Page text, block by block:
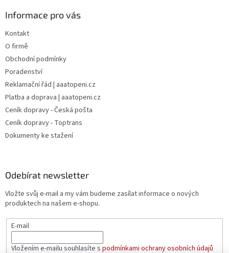
Informace pro vás
Kontakt
O firmě
Obchodní podmínky
Poradenství
Reklamační řád | aaatopeni.cz
Platba a doprava | aaatopeni.cz
Ceník dopravy - Česká pošta
Ceník dopravy - Toptrans
Dokumenty ke stažení
Odebírat newsletter
Vložte svůj e-mail a my vám budeme zasílat informace o nových
produktech na našem e-shopu.
E-mail
Vložením e-mailu souhlasíte s podmínkami ochrany osobních údajů